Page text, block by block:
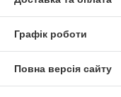
Графік роботи
Повна версія сайту